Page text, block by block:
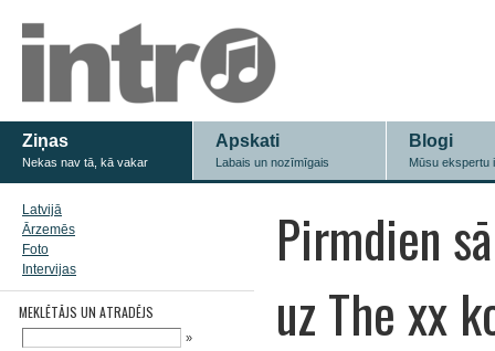
Ziņas
Nekas nav tā, kā vakar
Apskati
Labais un nozīmīgais
Blogi
Mūsu ekspertu
Latvijā
Ārzemēs
Foto
Intervijas
MEKLĒTĀJS UN ATRADĒJS
»
Pirmdien
uz The xx